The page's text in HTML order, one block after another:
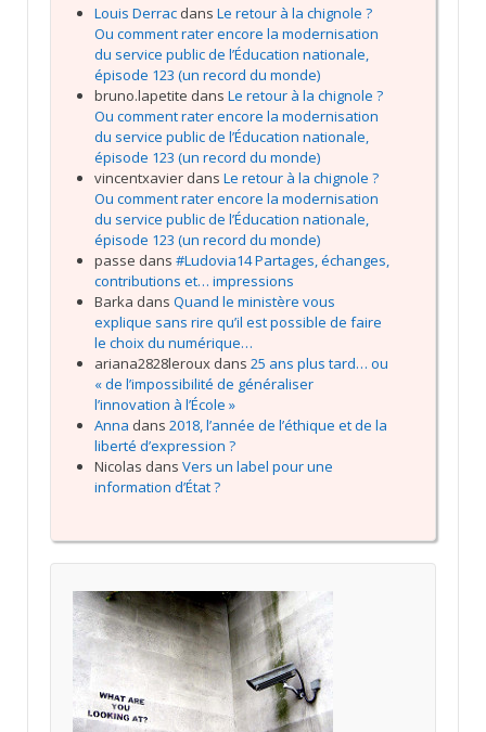
Louis Derrac dans Le retour à la chignole ?
Ou comment rater encore la modernisation
du service public de l’Éducation nationale,
épisode 123 (un record du monde)
bruno.lapetite dans Le retour à la chignole ?
Ou comment rater encore la modernisation
du service public de l’Éducation nationale,
épisode 123 (un record du monde)
vincentxavier dans Le retour à la chignole ?
Ou comment rater encore la modernisation
du service public de l’Éducation nationale,
épisode 123 (un record du monde)
passe dans #Ludovia14 Partages, échanges,
contributions et… impressions
Barka dans Quand le ministère vous
explique sans rire qu’il est possible de faire
le choix du numérique…
ariana2828leroux dans 25 ans plus tard… ou
« de l’impossibilité de généraliser
l’innovation à l’École »
Anna dans 2018, l’année de l’éthique et de la
liberté d’expression ?
Nicolas dans Vers un label pour une
information d’État ?